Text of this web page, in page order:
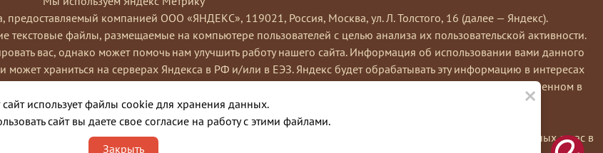
×
сайт использует файлы cookie для хранения данных.
сайт вы даете свое согласие на работу с этими файлами.
Закрыть
предоставляемый компанией ООО «ЯНДЕКС», 119021, Россия, Москва, ул. Л. Толстого, 16 (далее — Яндекс).
текстовые файлы, размещаемые на компьютере пользователей с целью анализа их пользовательской активности.
вас, однако может помочь нам улучшить работу нашего сайта. Информация об использовании вами данного
храниться на серверах Яндекса в РФ и/или в ЕЭЗ. Яндекс будет обрабатывать эту информацию в интересах
составления отчетов об активности на сайте. Яндекс обрабатывает эту информацию в порядке, установленном в
использования сервиса Яндекс Метрика.
выбрав соответствующие настройки в браузере. Также вы можете использовать инструмент —
на работу некоторых функций сайта. Используя этот сайт, вы соглашаетесь на обработку данных о вас в